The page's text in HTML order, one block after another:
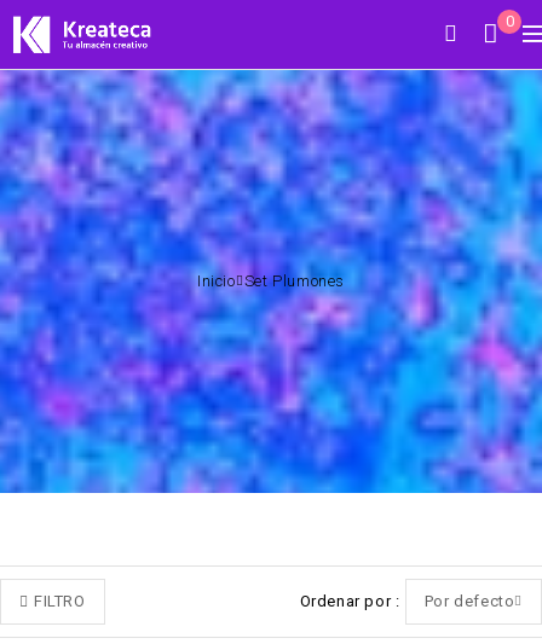
0
Inicio Set Plumones
FILTRO Ordenar por Por defecto